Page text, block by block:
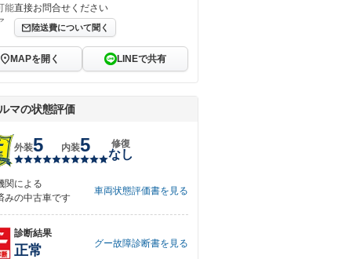
能直接お問合せください
陸送費について聞く
MAPを開く LINEで共有
マの状態評価
外装5 内装5 修復
なし
関による
みの中古車です
車両状態評価書を見る
診断結果
正常 グー故障診断書を見る